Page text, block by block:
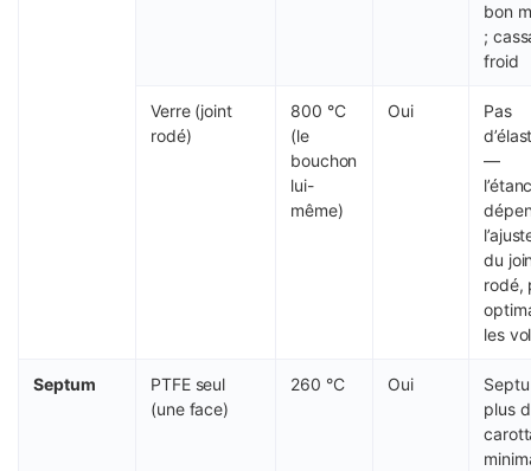
bon
;
froid
Verre (joint
rodé)
800 °C
(le
bouchon
lui-
même)
Oui
Pas
—
du
rodé,
les
Septum
PTFE seul
(une face)
260 °C Oui
plus